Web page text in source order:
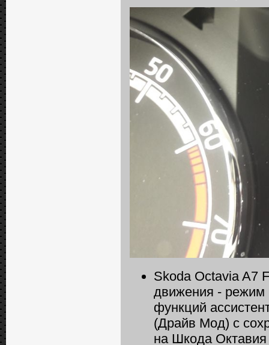
Skoda Octavia A7
движения - режим
функций
(Драйв Мод) с
на Шкода